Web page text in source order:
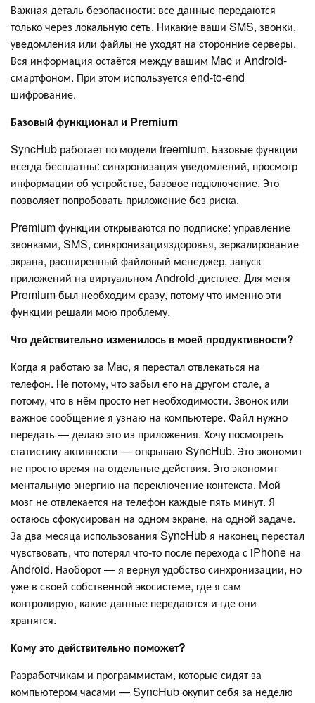
Важная деталь безопасности: все данные передаются
только через локальную сеть. Никакие ваши SMS, звонки,
уведомления или файлы не уходят на сторонние серверы.
Вся информация остаётся между вашим Mac и Android-
смартфоном. При этом используется end-to-end
шифрование.
Базовый функционал и Premium
SyncHub работает по модели freemium. Базовые функции
всегда бесплатны: синхронизация уведомлений, просмотр
информации об устройстве, базовое подключение. Это
позволяет попробовать приложение без риска.
Premium функции открываются по подписке: управление
звонками, SMS, синхронизацияздоровья, зеркалирование
экрана, расширенный файловый менеджер, запуск
приложений на виртуальном Android-дисплее. Для меня
Premium был необходим сразу, потому что именно эти
функции решали мою проблему.
Что действительно изменилось в моей продуктивности?
Когда я работаю за Mac, я перестал отвлекаться на
телефон. Не потому, что забыл его на другом столе, а
потому, что в нём просто нет необходимости. Звонок или
важное сообщение я узнаю на компьютере. Файл нужно
передать — делаю это из приложения. Хочу посмотреть
статистику активности — открываю SyncHub. Это экономит
не просто время на отдельные действия. Это экономит
ментальную энергию на переключение контекста. Мой
мозг не отвлекается на телефон каждые пять минут. Я
остаюсь сфокусирован на одном экране, на одной задаче.
За два месяца использования SyncHub я наконец перестал
чувствовать, что потерял что-то после перехода с iPhone на
Android. Наоборот — я вернул удобство синхронизации, но
уже в своей собственной экосистеме, где я сам
контролирую, какие данные передаются и где они
хранятся.
Кому это действительно поможет?
Разработчикам и программистам, которые сидят за
компьютером часами — SyncHub окупит себя за неделю